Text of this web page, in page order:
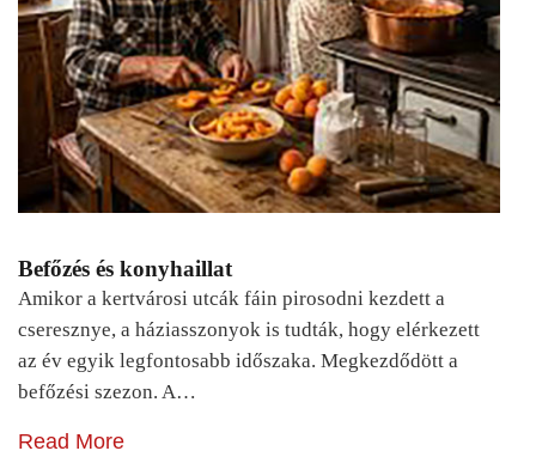
Befőzés és konyhaillat
Amikor a kertvárosi utcák fáin pirosodni kezdett a
cseresznye, a háziasszonyok is tudták, hogy elérkezett
az év egyik legfontosabb időszaka. Megkezdődött a
befőzési szezon. A…
Read More